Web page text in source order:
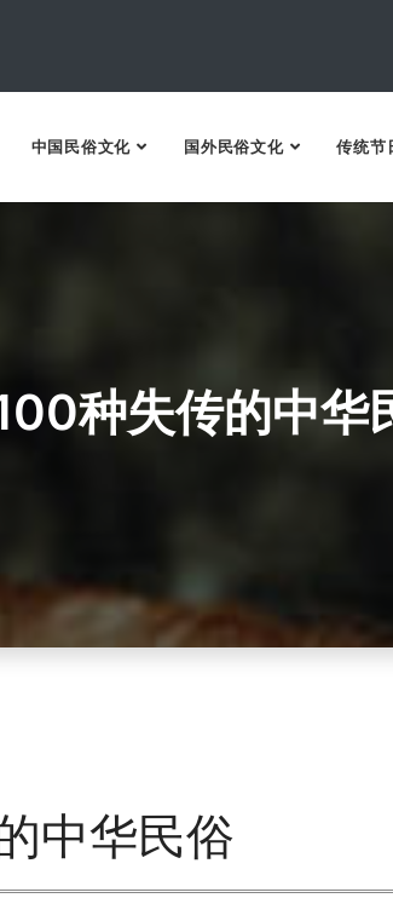
中国民俗文化 国外民俗文化 传统节
种失传的中华
中华民俗